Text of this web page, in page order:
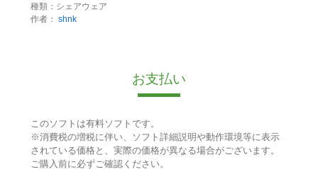
種類：シェアウェア
作者： shnk
お支払い
このソフトは有料ソフトです。
※消費税の増税に伴い、ソフト詳細説明や動作環境等に表示
されている価格と、実際の価格が異なる場合がございます。
ご購入前に必ずご確認ください。